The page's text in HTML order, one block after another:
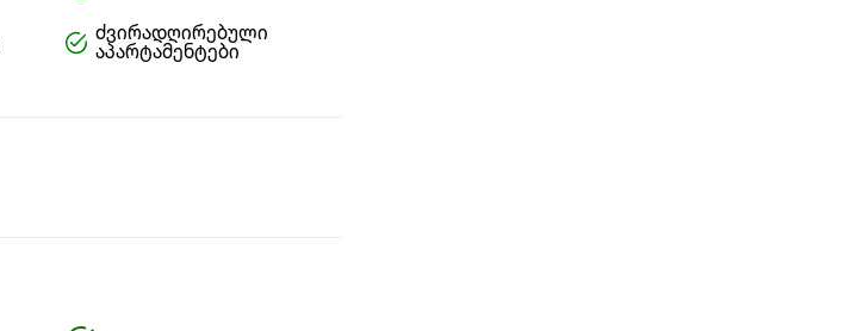
ძვირადღირებული
აპარტამენტები